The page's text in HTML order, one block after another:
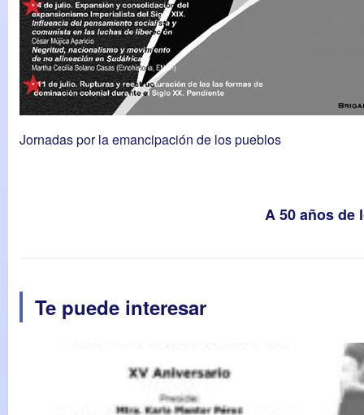
Jornadas por la emancipación de los pueblos
A 50 años de
Te puede interesar